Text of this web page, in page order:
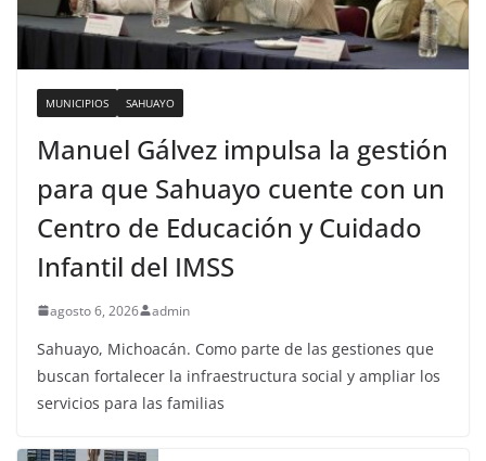
MUNICIPIOS SAHUAYO
Manuel Gálvez impulsa la gestión
para que Sahuayo cuente con un
Centro de Educación y Cuidado
Infantil del IMSS
agosto 6, 2026 admin
Sahuayo, Michoacán. Como parte de las gestiones que
buscan fortalecer la infraestructura social y ampliar los
servicios para las familias